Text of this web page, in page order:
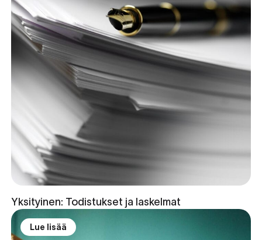
Yksityinen: Todistukset ja laskelmat
Lue lisää